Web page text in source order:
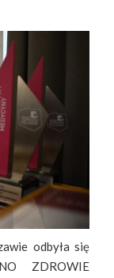
odbyła się
ZDROWIE